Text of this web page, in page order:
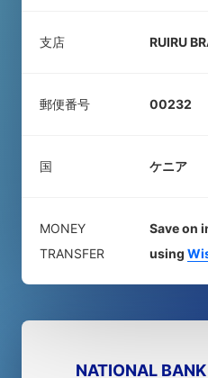
支店 RUIRU
郵便番号 00232
国 ケニア
MONEY
TRANSFER
Save on
using
NATIONAL